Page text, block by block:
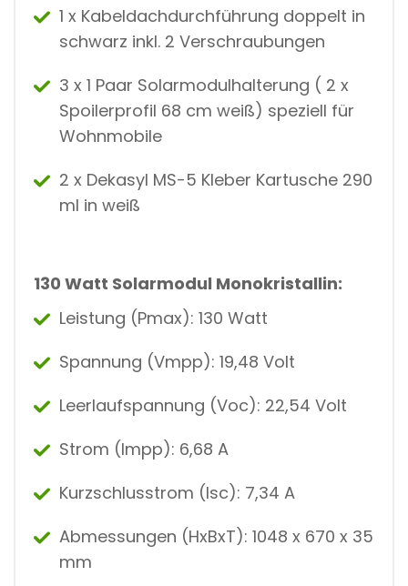
1 x Kabeldachdurchführung doppelt in
schwarz inkl. 2 Verschraubungen
3 x 1 Paar Solarmodulhalterung ( 2 x
Spoilerprofil 68 cm weiß) speziell für
Wohnmobile
2 x Dekasyl MS-5 Kleber Kartusche 290
ml in weiß
130 Watt Solarmodul Monokristallin:
Leistung (Pmax): 130 Watt
Spannung (Vmpp): 19,48 Volt
Leerlaufspannung (Voc): 22,54 Volt
Strom (Impp): 6,68 A
Kurzschlusstrom (Isc): 7,34 A
Abmessungen (HxBxT): 1048 x 670 x 35
mm